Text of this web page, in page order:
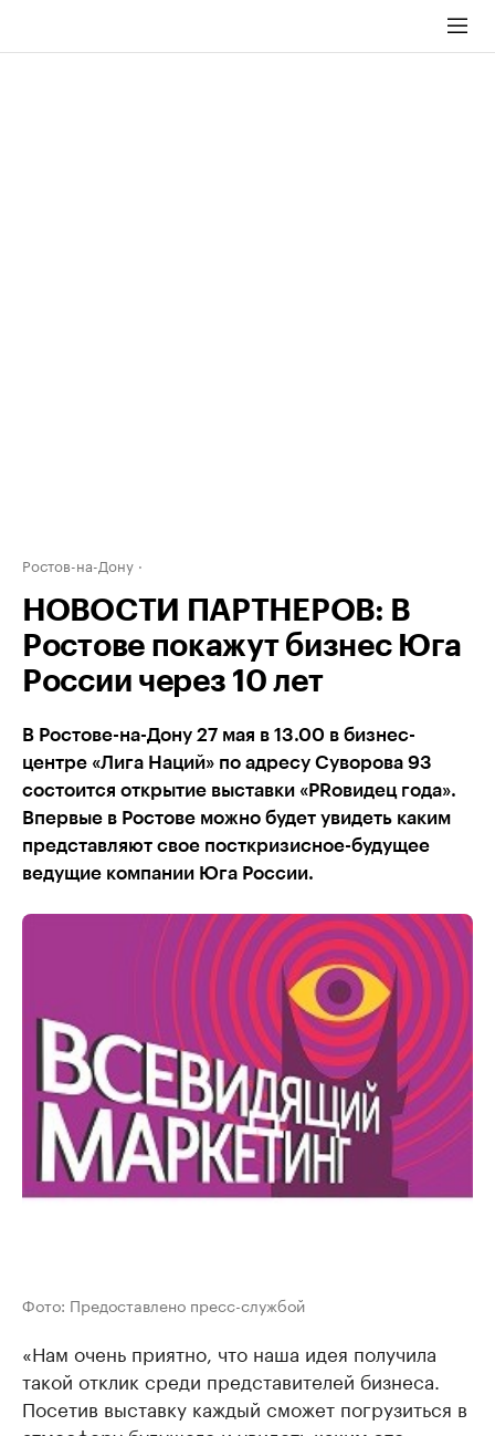
Ростов-на-Дону
НОВОСТИ ПАРТНЕРОВ: В
Ростове покажут бизнес Юга
России через 10 лет
В Ростове-на-Дону 27 мая в 13.00 в бизнес-
центре «Лига Наций» по адресу Суворова 93
состоится открытие выставки «PRовидец года».
Впервые в Ростове можно будет увидеть каким
представляют свое посткризисное-будущее
ведущие компании Юга России.
Фото: Предоставлено пресс-службой
«Нам очень приятно, что наша идея получила
такой отклик среди представителей бизнеса.
Посетив выставку каждый сможет погрузиться в